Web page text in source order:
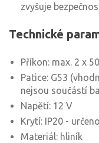
zvyšuje
Technické
Příkon: max. 2 x
Patice: G53
nejsou součástí
Napětí: 12 V
Krytí: IP20 -
Materiál: hliník